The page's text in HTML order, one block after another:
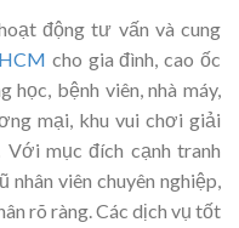
động tư vấn và cung
cho gia đình, cao ốc
học, bệnh viên, nhà máy,
mại, khu vui chơi giải
mục đích cạnh tranh
nhân viên chuyên nghiệp,
rõ ràng. Các dịch vụ tốt